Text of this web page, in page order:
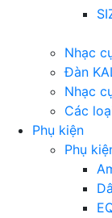
Nhạc
Đàn
Nhạc
Các
Phụ kiện
Phụ